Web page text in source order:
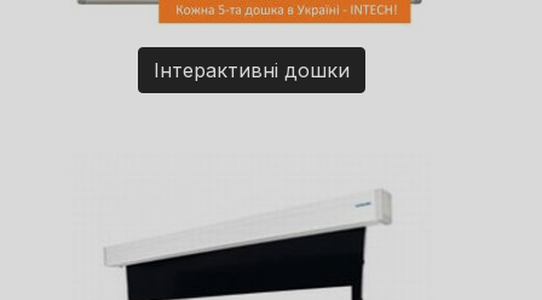
Інтерактивні дошки